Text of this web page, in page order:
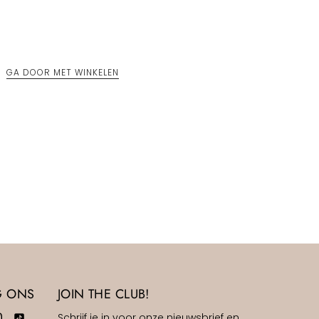
GA DOOR MET WINKELEN
ONS JOIN THE CLUB!